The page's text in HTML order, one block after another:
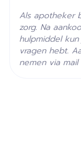
Als apotheker
zorg. Na
hulpmiddel
vragen hebt.
nemen via